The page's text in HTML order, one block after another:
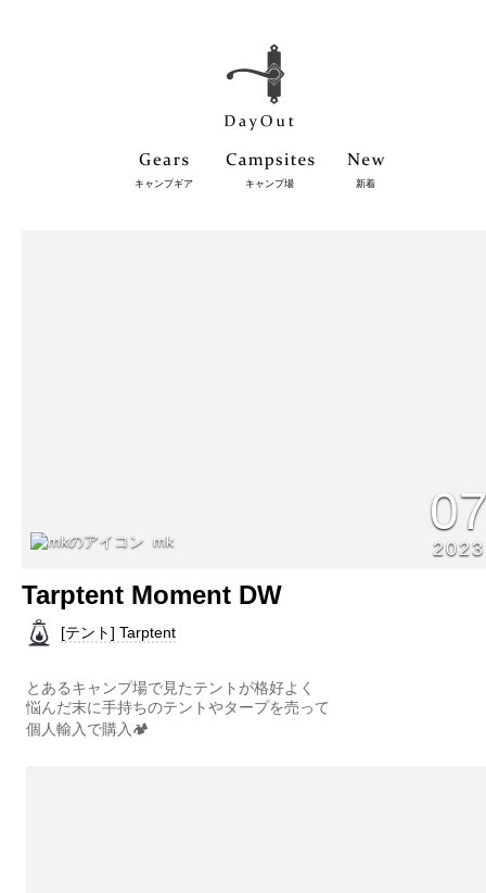
キャンプギア キャンプ場 新着
mk 2023
Tarptent Moment DW
[テント] Tarptent
とあるキャンプ場で見たテントが格好よく
悩んだ末に手持ちのテントやタープを売って
個人輸入で購入🏕️